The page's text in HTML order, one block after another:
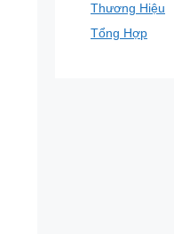
Thương Hiệu
Tổng Hợp